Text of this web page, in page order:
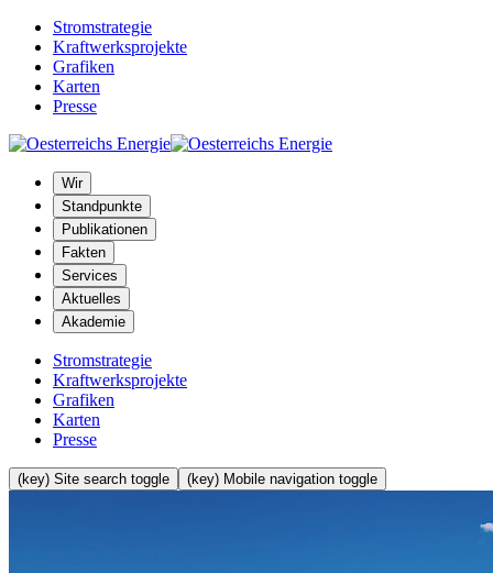
Stromstrategie
Kraftwerksprojekte
Grafiken
Karten
Presse
Wir
Standpunkte
Publikationen
Fakten
Services
Aktuelles
Akademie
Stromstrategie
Kraftwerksprojekte
Grafiken
Karten
Presse
(key) Site search toggle (key) Mobile navigation toggle